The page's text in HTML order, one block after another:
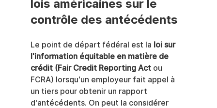
lois américaines sur le
contrôle des antécédents
Le point de départ fédéral est la loi sur
l'information équitable en matière de
crédit (Fair Credit Reporting Act ou
FCRA) lorsqu'un employeur fait appel à
un tiers pour obtenir un rapport
d'antécédents. On peut la considérer